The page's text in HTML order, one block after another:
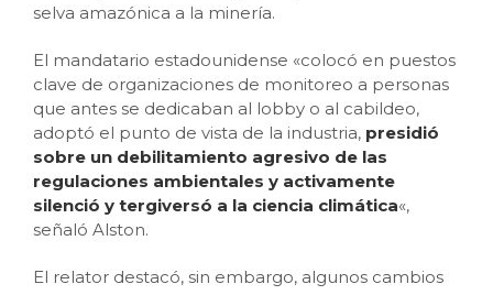
selva amazónica a la minería.
El mandatario estadounidense «colocó en puestos
clave de organizaciones de monitoreo a personas
que antes se dedicaban al lobby o al cabildeo,
adoptó el punto de vista de la industria, presidió
sobre un debilitamiento agresivo de las
regulaciones ambientales y activamente
silenció y tergiversó a la ciencia climática«,
señaló Alston.
El relator destacó, sin embargo, algunos cambios